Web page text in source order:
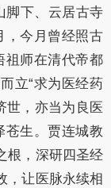
脚下、云居古寺
，今月曾经照古
祖师在清代帝都
立“求为医经药
世，亦当为良医
苍生。贾连城教
根，深研四圣经
，让医脉永续相